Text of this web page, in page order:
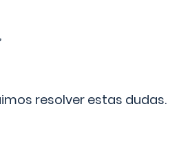
resolver estas dudas.